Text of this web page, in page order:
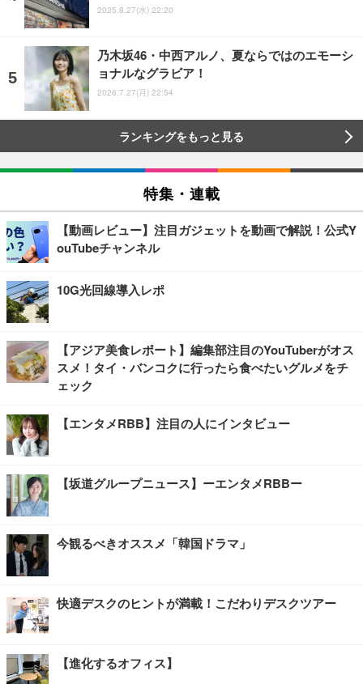
2025.8.27(水) 22:20
乃木坂46・中西アルノ、夏ならではのエモーシ
ョナルなグラビア！
2026.7.27(月) 22:54
ランキングをもっと見る
特集・連載
【動画レビュー】注目ガジェットを動画で解説！公式Y
ouTubeチャンネル
10G光回線導入レポ
【アジア美食レポート】編集部注目のYouTuberがオス
スメ！タイ・バンコクに行ったら食べたいグルメをチ
ェック
【エンタメRBB】注目の人にインタビュー
【坂道グループニュース】ーエンタメRBBー
今観るべきオススメ「韓国ドラマ」
快適デスクのヒントが満載！こだわりデスクツアー
【進化するオフィス】